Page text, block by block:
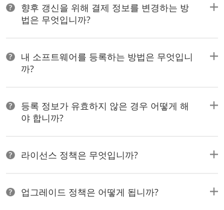
향후 갱신을 위해 결제 정보를 변경하는 방
법은 무엇입니까?
내 소프트웨어를 등록하는 방법은 무엇입니
까?
등록 정보가 유효하지 않은 경우 어떻게 해
야 합니까?
라이선스 정책은 무엇입니까?
업그레이드 정책은 어떻게 됩니까?